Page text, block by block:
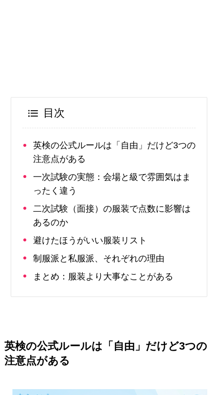
目次
英検の公式ルールは「自由」だけど3つの
注意点がある
一次試験の実態：会場と級で雰囲気はま
ったく違う
二次試験（面接）の服装で点数に影響は
あるのか
避けたほうがいい服装リスト
制服派と私服派、それぞれの理由
まとめ：服装より大事なことがある
英検の公式ルールは「自由」だけど3つの
注意点がある